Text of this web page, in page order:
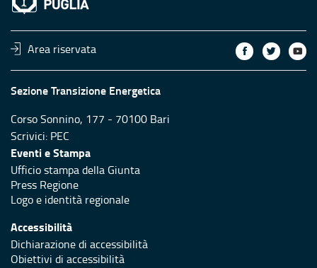
Area riservata
Sezione Transizione Energetica
Corso Sonnino, 177 - 70100 Bari
Scrivici: PEC
Eventi e Stampa
Ufficio stampa della Giunta
Press Regione
Logo e identità regionale
Accessibilità
Dichiarazione di accessibilità
Obiettivi di accessibilità